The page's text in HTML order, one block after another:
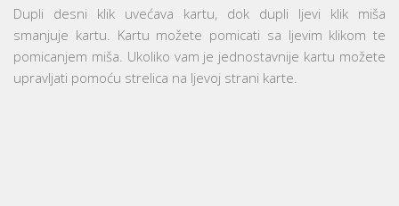
Dupli desni klik uvećava kartu, dok dupli ljevi klik miša
smanjuje kartu. Kartu možete pomicati sa ljevim klikom te
pomicanjem miša. Ukoliko vam je jednostavnije kartu možete
upravljati pomoću strelica na ljevoj strani karte.